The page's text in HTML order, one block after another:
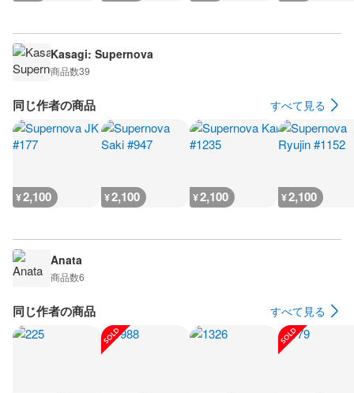
Kasagi: Supernova
商品数39
同じ作者の商品 すべて見る
¥2,100 ¥2,100 ¥2,100 ¥2,100
Anata
商品数6
同じ作者の商品 すべて見る